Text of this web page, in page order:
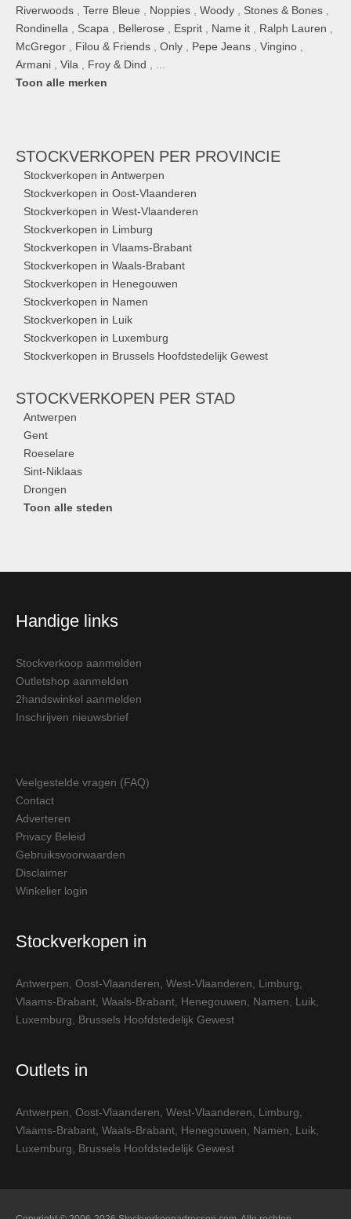
Riverwoods , Terre Bleue , Noppies , Woody , Stones & Bones ,
Rondinella , Scapa , Bellerose , Esprit , Name it , Ralph Lauren ,
McGregor , Filou & Friends , Only , Pepe Jeans , Vingino ,
Armani , Vila , Froy & Dind , ...
Toon alle merken
STOCKVERKOPEN PER PROVINCIE
Stockverkopen in Antwerpen
Stockverkopen in Oost-Vlaanderen
Stockverkopen in West-Vlaanderen
Stockverkopen in Limburg
Stockverkopen in Vlaams-Brabant
Stockverkopen in Waals-Brabant
Stockverkopen in Henegouwen
Stockverkopen in Namen
Stockverkopen in Luik
Stockverkopen in Luxemburg
Stockverkopen in Brussels Hoofdstedelijk Gewest
STOCKVERKOPEN PER STAD
Antwerpen
Gent
Roeselare
Sint-Niklaas
Drongen
Toon alle steden
Handige links
Stockverkoop aanmelden
Outletshop aanmelden
2handswinkel aanmelden
Inschrijven nieuwsbrief
Veelgestelde vragen (FAQ)
Contact
Adverteren
Privacy Beleid
Gebruiksvoorwaarden
Disclaimer
Winkelier login
Stockverkopen in
Antwerpen, Oost-Vlaanderen, West-Vlaanderen, Limburg,
Vlaams-Brabant, Waals-Brabant, Henegouwen, Namen, Luik,
Luxemburg, Brussels Hoofdstedelijk Gewest
Outlets in
Antwerpen, Oost-Vlaanderen, West-Vlaanderen, Limburg,
Vlaams-Brabant, Waals-Brabant, Henegouwen, Namen, Luik,
Luxemburg, Brussels Hoofdstedelijk Gewest